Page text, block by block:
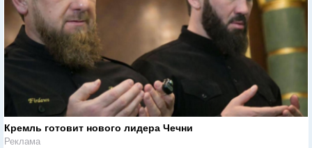
Кремль готовит нового лидера Чечни
Реклама